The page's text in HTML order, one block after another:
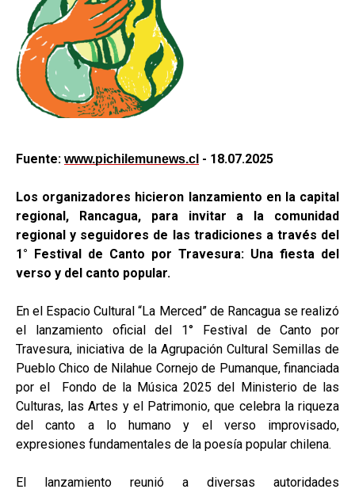
Fuente: www.pichilemunews.cl - 18.07.2025
Los organizadores hicieron lanzamiento en la capital
regional, Rancagua, para invitar a la comunidad
regional y seguidores de las tradiciones a través del
1° Festival de Canto por Travesura: Una fiesta del
verso y del canto popular.
En el Espacio Cultural “La Merced” de Rancagua se realizó
el lanzamiento oficial del 1° Festival de Canto por
Travesura, iniciativa de la Agrupación Cultural Semillas de
Pueblo Chico de Nilahue Cornejo de Pumanque, financiada
por el Fondo de la Música 2025 del Ministerio de las
Culturas, las Artes y el Patrimonio, que celebra la riqueza
del canto a lo humano y el verso improvisado,
expresiones fundamentales de la poesía popular chilena.
El lanzamiento reunió a diversas autoridades